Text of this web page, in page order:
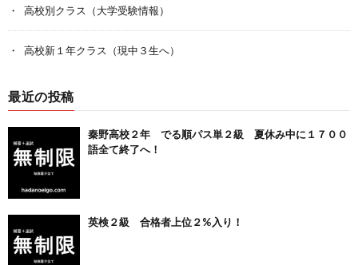
高校別クラス（大学受験情報）
高校新１年クラス（現中３生へ）
最近の投稿
秦野高校２年 でる順パス単２級 夏休み中に１７００
語全て終了へ！
英検２級 合格者上位２%入り！